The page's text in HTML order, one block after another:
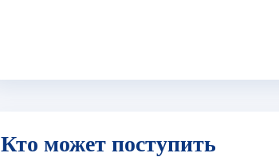
Кто может поступить